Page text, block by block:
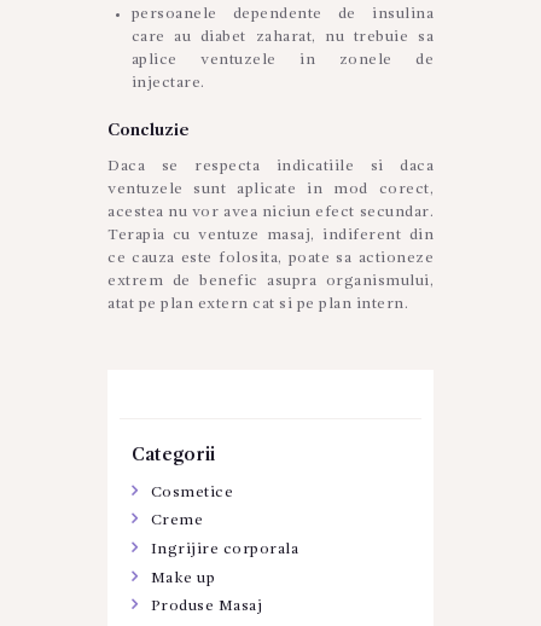
persoanele dependente de insulina
care au diabet zaharat, nu trebuie sa
aplice ventuzele in zonele de
injectare.
Concluzie
Daca se respecta indicatiile si daca
ventuzele sunt aplicate in mod corect,
acestea nu vor avea niciun efect secundar.
Terapia cu ventuze masaj, indiferent din
ce cauza este folosita, poate sa actioneze
extrem de benefic asupra organismului,
atat pe plan extern cat si pe plan intern.
Categorii
Cosmetice
Creme
Ingrijire corporala
Make up
Produse Masaj